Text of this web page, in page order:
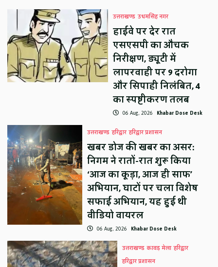
उत्तराखण्ड उधमसिंह नगर
हाईवे पर देर रात
एसएसपी का औचक
निरीक्षण, ड्यूटी में
लापरवाही पर 9 दरोगा
और सिपाही निलंबित, 4
का स्पष्टीकरण तलब
06 Aug, 2026 Khabar Dose Desk
उत्तराखण्ड हरिद्वार हरिद्वार प्रशासन
खबर डोज की खबर का असर:
निगम ने रातों-रात शुरू किया
‘आज का कूड़ा, आज ही साफ’
अभियान, घाटों पर चला विशेष
सफाई अभियान, यह हुई थी
वीडियो वायरल
06 Aug, 2026 Khabar Dose Desk
उत्तराखण्ड कावड़ मेला हरिद्वार
हरिद्वार प्रशासन